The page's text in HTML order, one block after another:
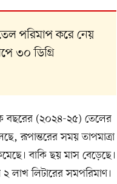
পরিমাপ করে নেয়
৩০ ডিগ্রি
বছরের (২০২৪-২৫) তেলের
রূপান্তরের সময় তাপমাত্রা
বাকি ছয় মাস বেড়েছে।
লাখ লিটারের সমপরিমাণ।